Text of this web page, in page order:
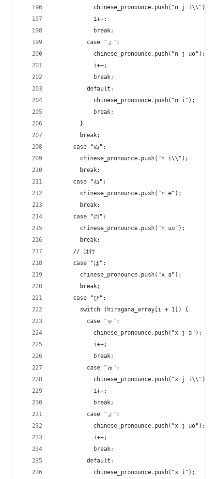
            chinese_pronounce.push("n j i\\");
            i++;
            break;
          case "ょ":
            chinese_pronounce.push("n j uo");
            i++;
            break;
          default:
            chinese_pronounce.push("n i");
            break;
        }
        break;
      case "ぬ":
        chinese_pronounce.push("n i\\");
        break;
      case "ね":
        chinese_pronounce.push("n e");
        break;
      case "の":
        chinese_pronounce.push("n uo");
        break;
      // は行
      case "は":
        chinese_pronounce.push("x a");
        break;
      case "ひ":
        switch (hiragana_array[i + 1]) {
          case "ゃ":
            chinese_pronounce.push("x j a");
            i++;
            break;
          case "ゅ":
            chinese_pronounce.push("x j i\\");
            i++;
            break;
          case "ょ":
            chinese_pronounce.push("x j uo");
            i++;
            break;
          default:
            chinese_pronounce.push("x i");